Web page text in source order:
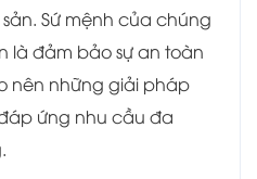
Sứ mệnh của chúng
là đảm bảo sự an toàn
nên những giải pháp
ứng nhu cầu đa